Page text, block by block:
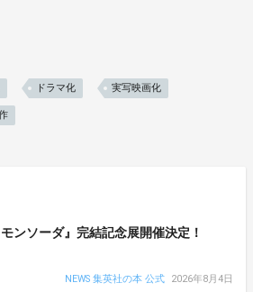
ドラマ化 実写映画化
モンソーダ』完結記念展開催決定！
NEWS 集英社の本 公式
2026年8月4日